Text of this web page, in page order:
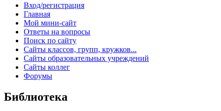
Вход/регистрация
Главная
Мой мини-сайт
Ответы на вопросы
Поиск по сайту
Сайты классов, групп, кружков...
Сайты образовательных учреждений
Сайты коллег
Форумы
Библиотека